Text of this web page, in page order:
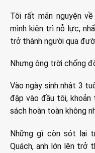
Tôi rất mãn nguyện
mình kiên trì nỗ lực,
trở thành người qua
Nhưng ông trời chống
Vào ngày sinh nhật 3
đập vào đầu tôi,
sách hoàn toàn không
Những gì còn sót lại
Quách, anh lớn lên trở